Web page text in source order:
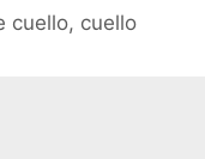
cuello, cuello